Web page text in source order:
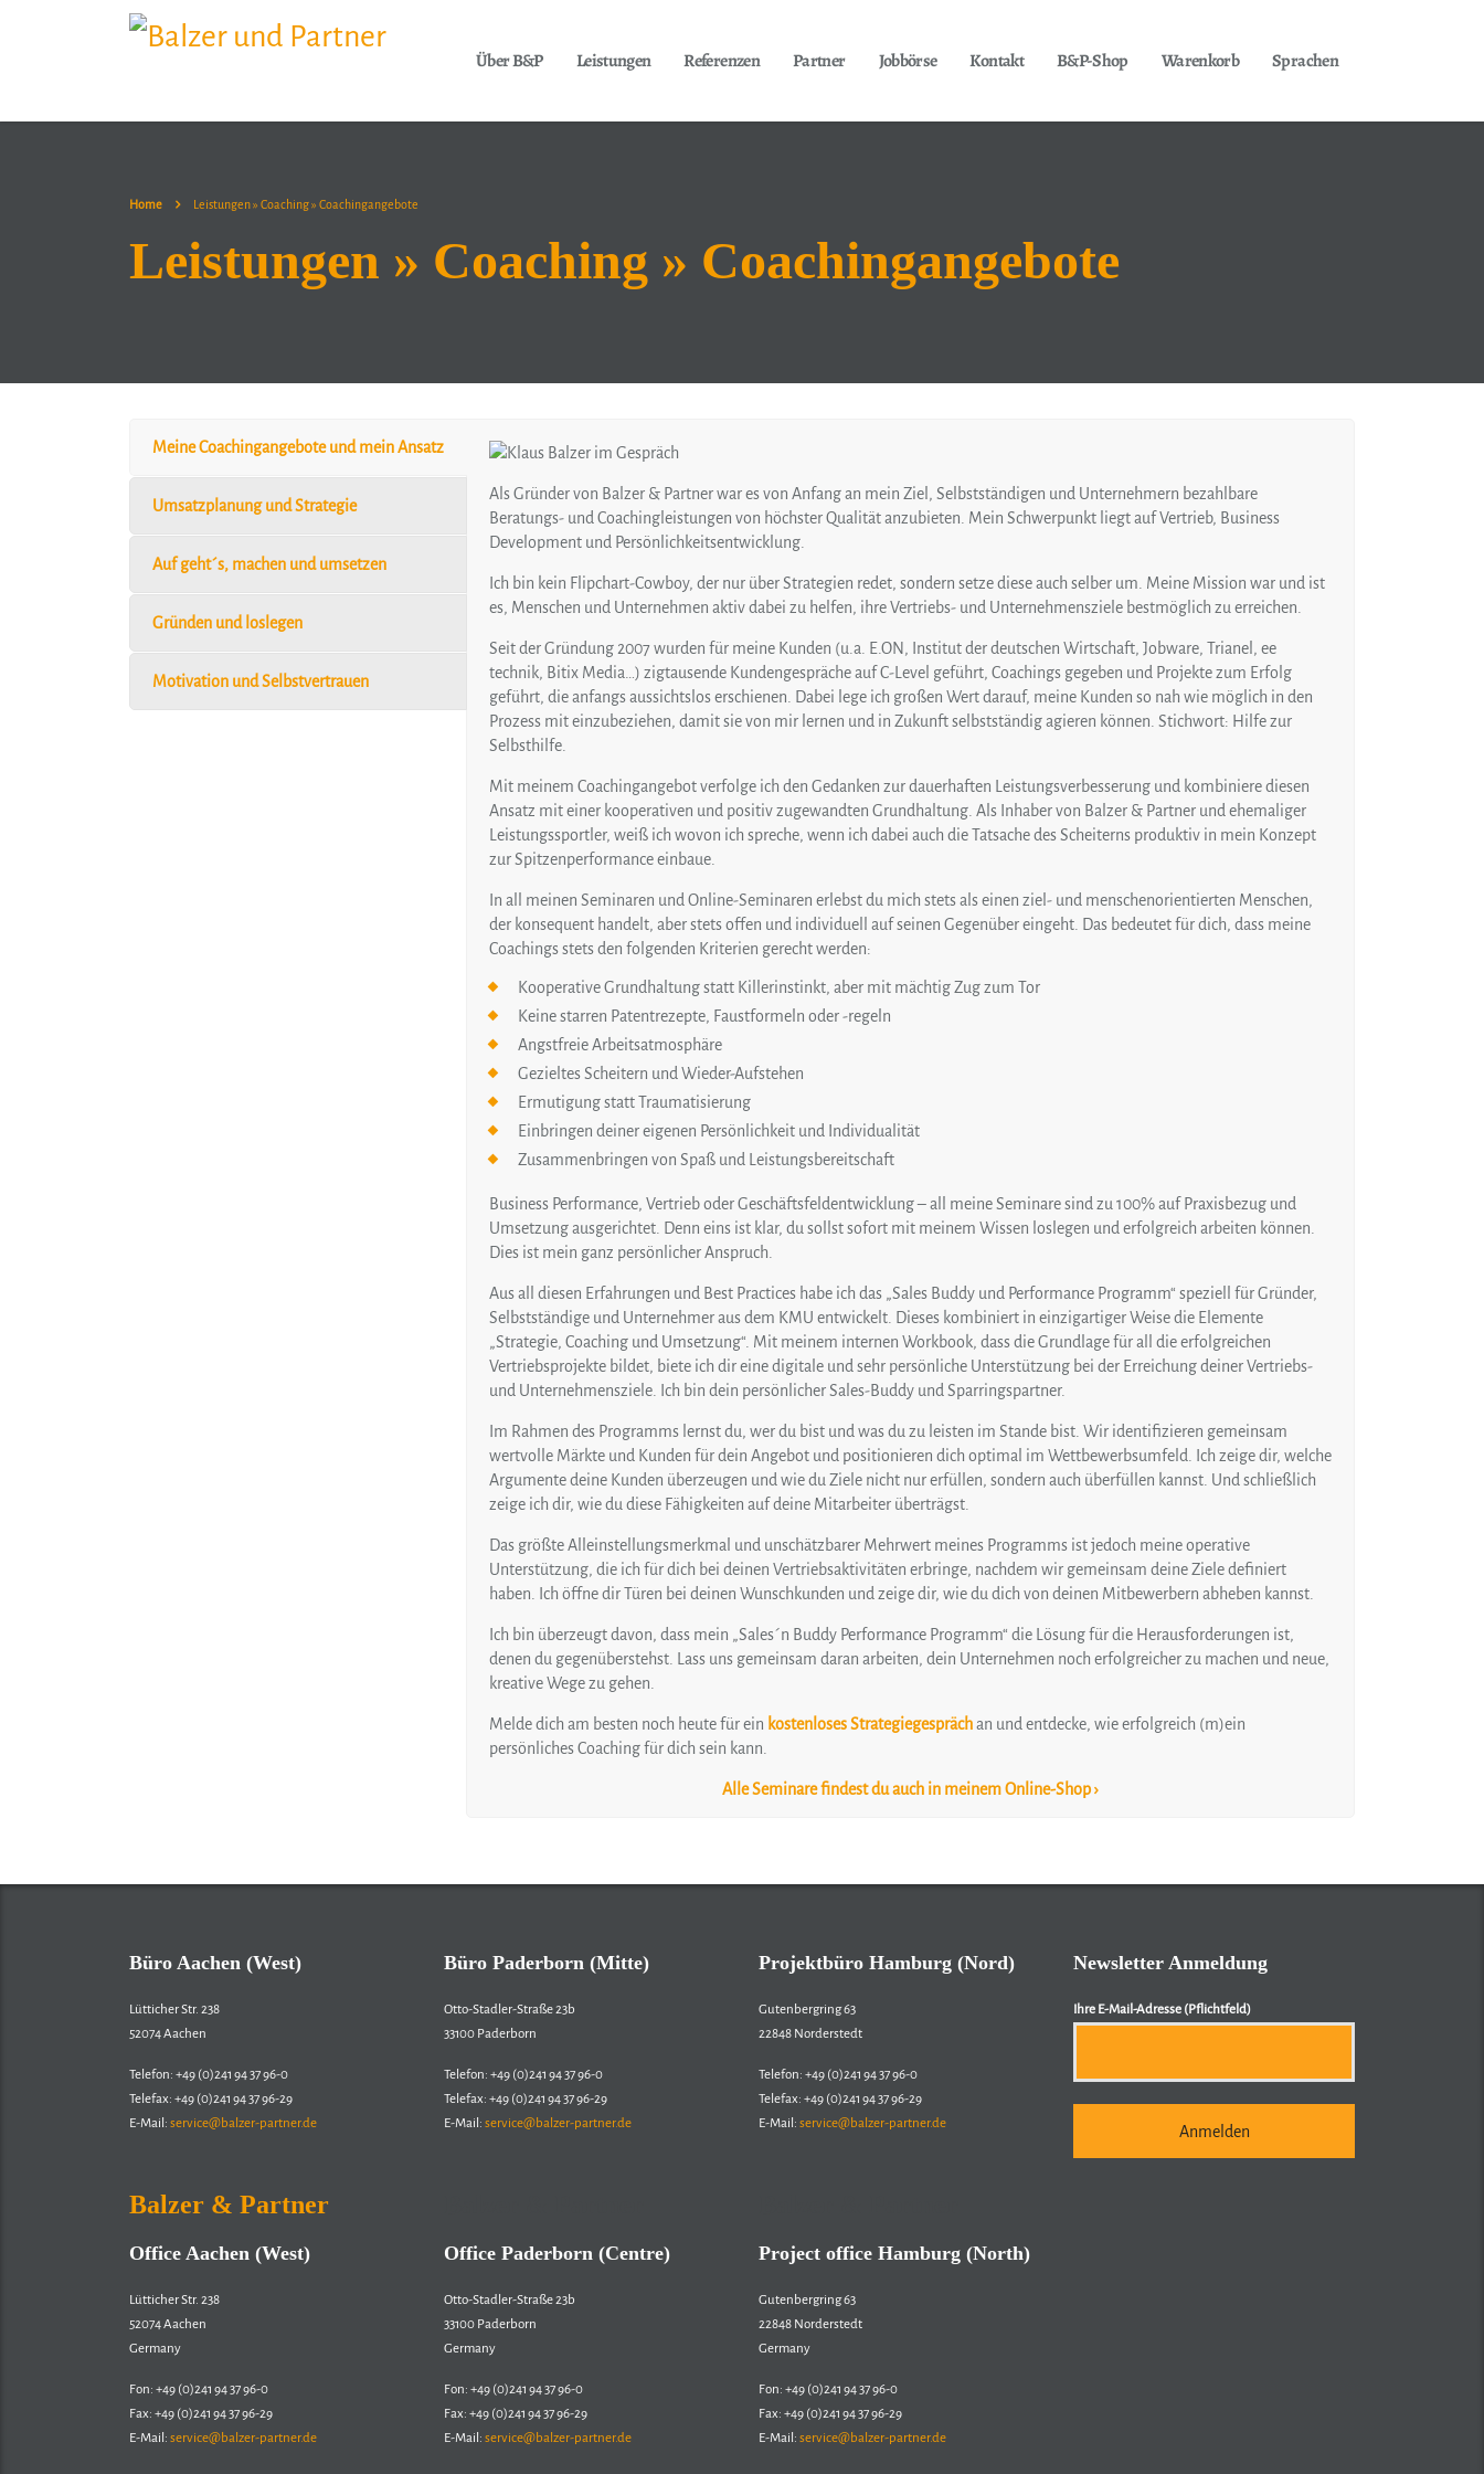
Über B&P Leistungen Referenzen Partner Jobbörse Kontakt B&P-Shop Warenkorb Sprachen
Home Leistungen » Coaching » Coachingangebote
Leistungen » Coaching » Coachingangebote
Meine Coachingangebote und mein Ansatz
Umsatzplanung und Strategie
Auf geht´s, machen und umsetzen
Gründen und loslegen
Motivation und Selbstvertrauen
Als Gründer von Balzer & Partner war es von Anfang an mein Ziel, Selbstständigen und Unternehmern bezahlbare
Beratungs- und Coachingleistungen von höchster Qualität anzubieten. Mein Schwerpunkt liegt auf Vertrieb, Business
Development und Persönlichkeitsentwicklung.
Ich bin kein Flipchart-Cowboy, der nur über Strategien redet, sondern setze diese auch selber um. Meine Mission war und ist
es, Menschen und Unternehmen aktiv dabei zu helfen, ihre Vertriebs- und Unternehmensziele bestmöglich zu erreichen.
Seit der Gründung 2007 wurden für meine Kunden (u.a. E.ON, Institut der deutschen Wirtschaft, Jobware, Trianel, ee
technik, Bitix Media…) zigtausende Kundengespräche auf C-Level geführt, Coachings gegeben und Projekte zum Erfolg
geführt, die anfangs aussichtslos erschienen. Dabei lege ich großen Wert darauf, meine Kunden so nah wie möglich in den
Prozess mit einzubeziehen, damit sie von mir lernen und in Zukunft selbstständig agieren können. Stichwort: Hilfe zur
Selbsthilfe.
Mit meinem Coachingangebot verfolge ich den Gedanken zur dauerhaften Leistungsverbesserung und kombiniere diesen
Ansatz mit einer kooperativen und positiv zugewandten Grundhaltung. Als Inhaber von Balzer & Partner und ehemaliger
Leistungssportler, weiß ich wovon ich spreche, wenn ich dabei auch die Tatsache des Scheiterns produktiv in mein Konzept
zur Spitzenperformance einbaue.
In all meinen Seminaren und Online-Seminaren erlebst du mich stets als einen ziel- und menschenorientierten Menschen,
der konsequent handelt, aber stets offen und individuell auf seinen Gegenüber eingeht. Das bedeutet für dich, dass meine
Coachings stets den folgenden Kriterien gerecht werden:
Kooperative Grundhaltung statt Killerinstinkt, aber mit mächtig Zug zum Tor
Keine starren Patentrezepte, Faustformeln oder -regeln
Angstfreie Arbeitsatmosphäre
Gezieltes Scheitern und Wieder-Aufstehen
Ermutigung statt Traumatisierung
Einbringen deiner eigenen Persönlichkeit und Individualität
Zusammenbringen von Spaß und Leistungsbereitschaft
Business Performance, Vertrieb oder Geschäftsfeldentwicklung – all meine Seminare sind zu 100% auf Praxisbezug und
Umsetzung ausgerichtet. Denn eins ist klar, du sollst sofort mit meinem Wissen loslegen und erfolgreich arbeiten können.
Dies ist mein ganz persönlicher Anspruch.
Aus all diesen Erfahrungen und Best Practices habe ich das „Sales Buddy und Performance Programm“ speziell für Gründer,
Selbstständige und Unternehmer aus dem KMU entwickelt. Dieses kombiniert in einzigartiger Weise die Elemente
„Strategie, Coaching und Umsetzung“. Mit meinem internen Workbook, dass die Grundlage für all die erfolgreichen
Vertriebsprojekte bildet, biete ich dir eine digitale und sehr persönliche Unterstützung bei der Erreichung deiner Vertriebs-
und Unternehmensziele. Ich bin dein persönlicher Sales-Buddy und Sparringspartner.
Im Rahmen des Programms lernst du, wer du bist und was du zu leisten im Stande bist. Wir identifizieren gemeinsam
wertvolle Märkte und Kunden für dein Angebot und positionieren dich optimal im Wettbewerbsumfeld. Ich zeige dir, welche
Argumente deine Kunden überzeugen und wie du Ziele nicht nur erfüllen, sondern auch überfüllen kannst. Und schließlich
zeige ich dir, wie du diese Fähigkeiten auf deine Mitarbeiter überträgst.
Das größte Alleinstellungsmerkmal und unschätzbarer Mehrwert meines Programms ist jedoch meine operative
Unterstützung, die ich für dich bei deinen Vertriebsaktivitäten erbringe, nachdem wir gemeinsam deine Ziele definiert
haben. Ich öffne dir Türen bei deinen Wunschkunden und zeige dir, wie du dich von deinen Mitbewerbern abheben kannst.
Ich bin überzeugt davon, dass mein „Sales´n Buddy Performance Programm“ die Lösung für die Herausforderungen ist,
denen du gegenüberstehst. Lass uns gemeinsam daran arbeiten, dein Unternehmen noch erfolgreicher zu machen und neue,
kreative Wege zu gehen.
Melde dich am besten noch heute für ein kostenloses Strategiegesprächan und entdecke, wie erfolgreich (m)ein
persönliches Coaching für dich sein kann.
Alle Seminare findest du auch in meinem Online-Shop ›
Büro Aachen (West)
Lütticher Str. 238
52074 Aachen
Telefon: +49 (0)241 94 37 96-0
Telefax: +49 (0)241 94 37 96-29
E-Mail: service@balzer-partner.de
Balzer & Partner
Office Aachen (West)
Lütticher Str. 238
52074 Aachen
Germany
Fon: +49 (0)241 94 37 96-0
Fax: +49 (0)241 94 37 96-29
E-Mail: service@balzer-partner.de
Büro Paderborn (Mitte)
Otto-Stadler-Straße 23b
33100 Paderborn
Telefon: +49 (0)241 94 37 96-0
Telefax: +49 (0)241 94 37 96-29
E-Mail: service@balzer-partner.de
Office Paderborn (Centre)
Otto-Stadler-Straße 23b
33100 Paderborn
Germany
Fon: +49 (0)241 94 37 96-0
Fax: +49 (0)241 94 37 96-29
E-Mail: service@balzer-partner.de
Projektbüro Hamburg (Nord)
Gutenbergring 63
22848 Norderstedt
Telefon: +49 (0)241 94 37 96-0
Telefax: +49 (0)241 94 37 96-29
E-Mail: service@balzer-partner.de
Project office Hamburg (North)
Gutenbergring 63
22848 Norderstedt
Germany
Fon: +49 (0)241 94 37 96-0
Fax: +49 (0)241 94 37 96-29
E-Mail: service@balzer-partner.de
Newsletter Anmeldung
Ihre E-Mail-Adresse (Pflichtfeld)